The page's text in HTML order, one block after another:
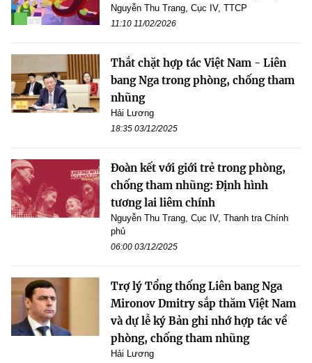
Nguyễn Thu Trang, Cục IV, TTCP
11:10 11/02/2026
Thắt chặt hợp tác Việt Nam - Liên
bang Nga trong phòng, chống tham
nhũng
Hải Lương
18:35 03/12/2025
Đoàn kết với giới trẻ trong phòng,
chống tham nhũng: Định hình
tương lai liêm chính
Nguyễn Thu Trang, Cục IV, Thanh tra Chính
phủ
06:00 03/12/2025
Trợ lý Tổng thống Liên bang Nga
Mironov Dmitry sắp thăm Việt Nam
và dự lễ ký Bản ghi nhớ hợp tác về
phòng, chống tham nhũng
Hải Lương